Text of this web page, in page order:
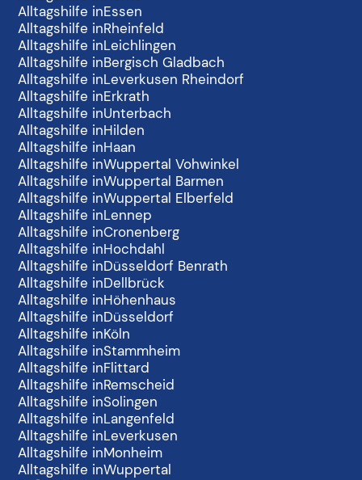
Alltagshilfe inEssen
Alltagshilfe inRheinfeld
Alltagshilfe inLeichlingen
Alltagshilfe inBergisch Gladbach
Alltagshilfe inLeverkusen Rheindorf
Alltagshilfe inErkrath
Alltagshilfe inUnterbach
Alltagshilfe inHilden
Alltagshilfe inHaan
Alltagshilfe inWuppertal Vohwinkel
Alltagshilfe inWuppertal Barmen
Alltagshilfe inWuppertal Elberfeld
Alltagshilfe inLennep
Alltagshilfe inCronenberg
Alltagshilfe inHochdahl
Alltagshilfe inDüsseldorf Benrath
Alltagshilfe inDellbrück
Alltagshilfe inHöhenhaus
Alltagshilfe inDüsseldorf
Alltagshilfe inKöln
Alltagshilfe inStammheim
Alltagshilfe inFlittard
Alltagshilfe inRemscheid
Alltagshilfe inSolingen
Alltagshilfe inLangenfeld
Alltagshilfe inLeverkusen
Alltagshilfe inMonheim
Alltagshilfe inWuppertal